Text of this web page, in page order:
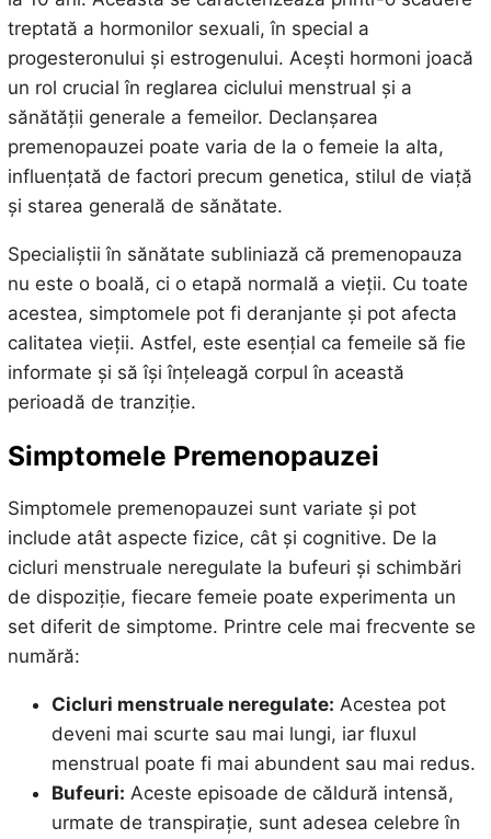
treptată a hormonilor sexuali, în special a
progesteronului și estrogenului. Acești hormoni joacă
un rol crucial în reglarea ciclului menstrual și a
sănătății generale a femeilor. Declanșarea
premenopauzei poate varia de la o femeie la alta,
influențată de factori precum genetica, stilul de viață
și starea generală de sănătate.
Specialiștii în sănătate subliniază că premenopauza
nu este o boală, ci o etapă normală a vieții. Cu toate
acestea, simptomele pot fi deranjante și pot afecta
calitatea vieții. Astfel, este esențial ca femeile să fie
informate și să își înțeleagă corpul în această
perioadă de tranziție.
Simptomele Premenopauzei
Simptomele premenopauzei sunt variate și pot
include atât aspecte fizice, cât și cognitive. De la
cicluri menstruale neregulate la bufeuri și schimbări
de dispoziție, fiecare femeie poate experimenta un
set diferit de simptome. Printre cele mai frecvente se
numără:
Cicluri menstruale neregulate: Acestea pot
deveni mai scurte sau mai lungi, iar fluxul
menstrual poate fi mai abundent sau mai redus.
Bufeuri: Aceste episoade de căldură intensă,
urmate de transpirație, sunt adesea celebre în